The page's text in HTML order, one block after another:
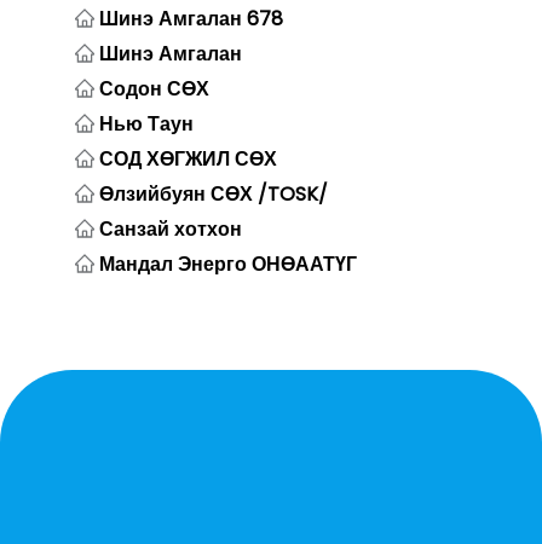
Шинэ Амгалан 678
Шинэ Амгалан
Содон СӨХ
Нью Таун
СОД ХӨГЖИЛ СӨХ
Өлзийбуян СӨХ /TOSK/
Санзай хотхон
Мандал Энерго ОНӨААТҮГ